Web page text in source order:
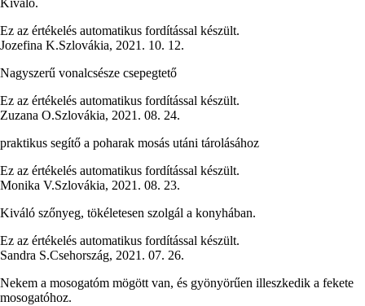
Kiváló.
Ez az értékelés automatikus fordítással készült.
Jozefina K.Szlovákia, 2021. 10. 12.
Nagyszerű vonalcsésze csepegtető
Ez az értékelés automatikus fordítással készült.
Zuzana O.Szlovákia, 2021. 08. 24.
praktikus segítő a poharak mosás utáni tárolásához
Ez az értékelés automatikus fordítással készült.
Monika V.Szlovákia, 2021. 08. 23.
Kiváló szőnyeg, tökéletesen szolgál a konyhában.
Ez az értékelés automatikus fordítással készült.
Sandra S.Csehország, 2021. 07. 26.
Nekem a mosogatóm mögött van, és gyönyörűen illeszkedik a fekete
mosogatóhoz.